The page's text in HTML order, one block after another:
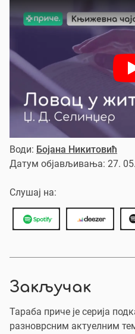
Води: Бојана Никитовић
Датум објављивања: 27.
Слушај на:
Закључак
Тараба приче је серија
разноврсним актуелним